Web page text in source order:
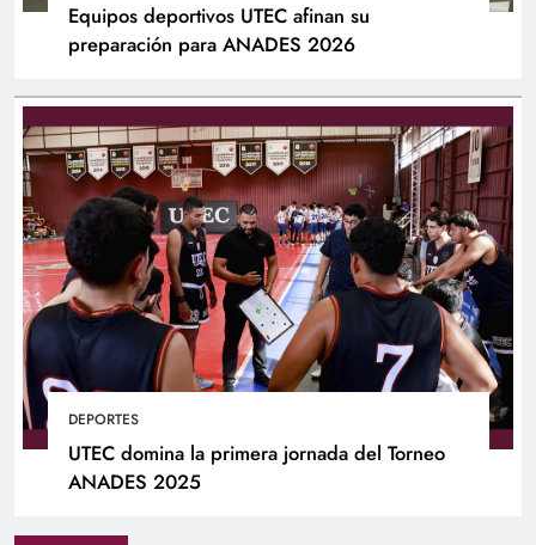
Equipos deportivos UTEC afinan su
preparación para ANADES 2026
DEPORTES
UTEC domina la primera jornada del Torneo
ANADES 2025